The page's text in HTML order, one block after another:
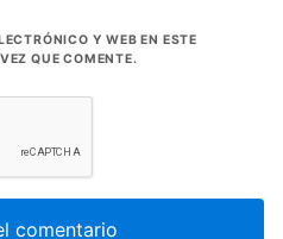
Y WEB EN ESTE
QUE COMENTE.